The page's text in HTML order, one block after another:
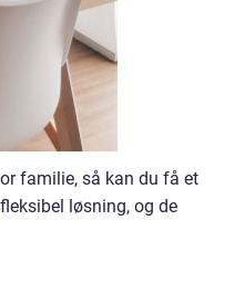
familie, så kan du få et
løsning, og de